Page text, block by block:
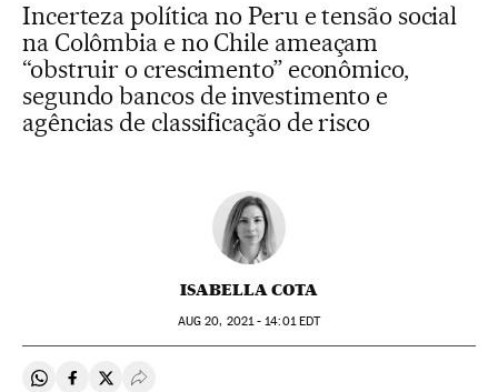
Incerteza política no Peru e tensão social
na Colômbia e no Chile ameaçam
“obstruir o crescimento” econômico,
segundo bancos de investimento e
agências de classificação de risco
ISABELLA COTA
AUG 20, 2021 - 14:01EDT
Compartir en Whatsapp
Compartir en Facebook
Compartir en Twitter
Desplegar Redes Sociales